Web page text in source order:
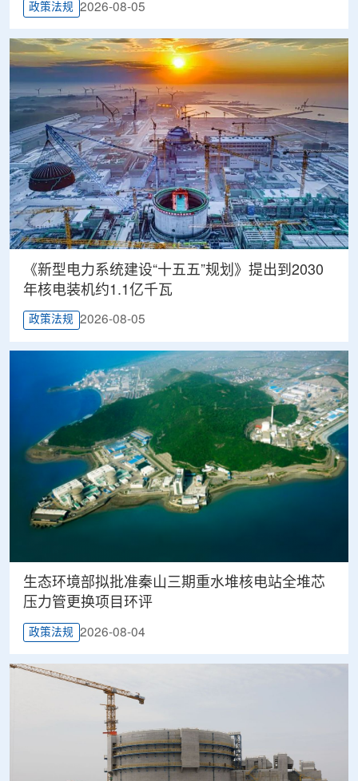
政策法规 2026-08-05
《新型电力系统建设“十五五”规划》提出到2030
年核电装机约1.1亿千瓦
政策法规 2026-08-05
生态环境部拟批准秦山三期重水堆核电站全堆芯
压力管更换项目环评
政策法规 2026-08-04